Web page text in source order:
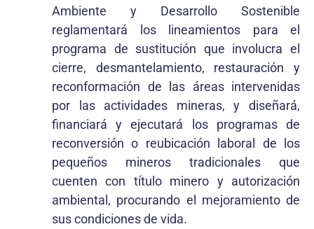
Ambiente y Desarrollo Sostenible
reglamentará los lineamientos para el
programa de sustitución que involucra el
cierre, desmantelamiento, restauración y
reconformación de las áreas intervenidas
por las actividades mineras, y diseñará,
financiará y ejecutará los programas de
reconversión o reubicación laboral de los
pequeños mineros tradicionales que
cuenten con título minero y autorización
ambiental, procurando el mejoramiento de
sus condiciones de vida.